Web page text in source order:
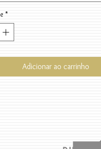
*
Adicionar ao carrinho